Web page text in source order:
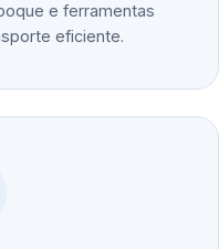
e ferramentas
eficiente.